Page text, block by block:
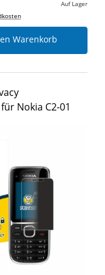
Auf Lager
Warenkorb
Nokia C2-01